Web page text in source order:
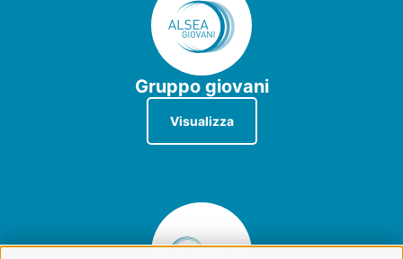
Gruppo giovani
Visualizza